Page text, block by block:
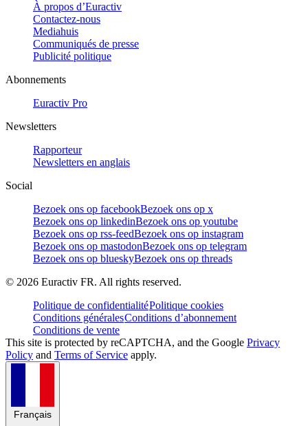
À propos d’Euractiv
Contactez-nous
Mediahuis
Communiqués de presse
Publicité politique
Abonnements
Euractiv Pro
Newsletters
Rapporteur
Newsletters en anglais
Social
Bezoek ons op facebookBezoek ons op x
Bezoek ons op linkedinBezoek ons op youtube
Bezoek ons op rss-feedBezoek ons op instagram
Bezoek ons op mastodonBezoek ons op telegram
Bezoek ons op blueskyBezoek ons op threads
© 2026 Euractiv FR. All rights reserved.
Politique de confidentialitéPolitique cookies
Conditions généralesConditions d’abonnement
Conditions de vente
This site is protected by reCAPTCHA, and the Google Privacy
Policy and Terms of Service apply.
Français